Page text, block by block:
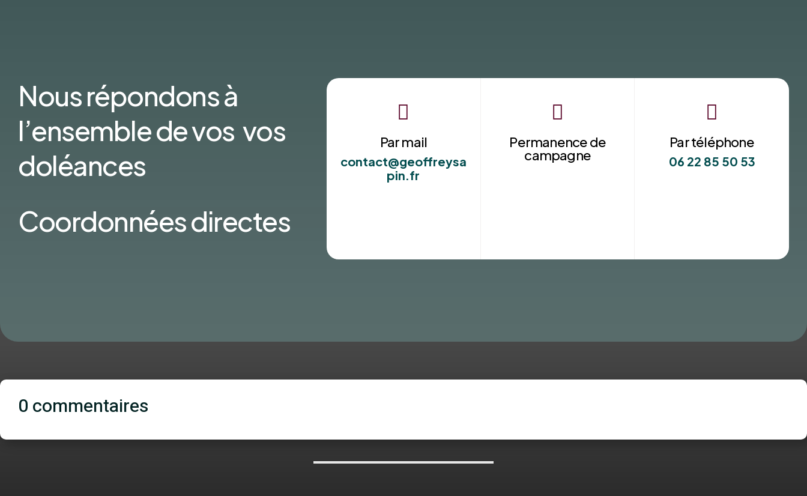
Nous répondons à
l’ensemble de vos vos
doléances
Coordonnées directes

Par mail
contact@geoffreysa
pin.fr

Permanence de
campagne

Par téléphone
06 22 85 50 53
0 commentaires